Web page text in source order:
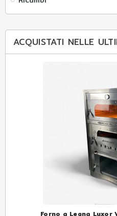
ACQUISTATI NELLE
Forno a Legna